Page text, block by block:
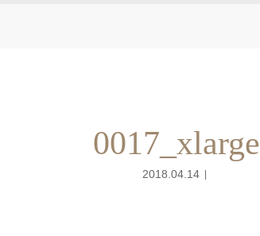
0017_xlarge
2018.04.14